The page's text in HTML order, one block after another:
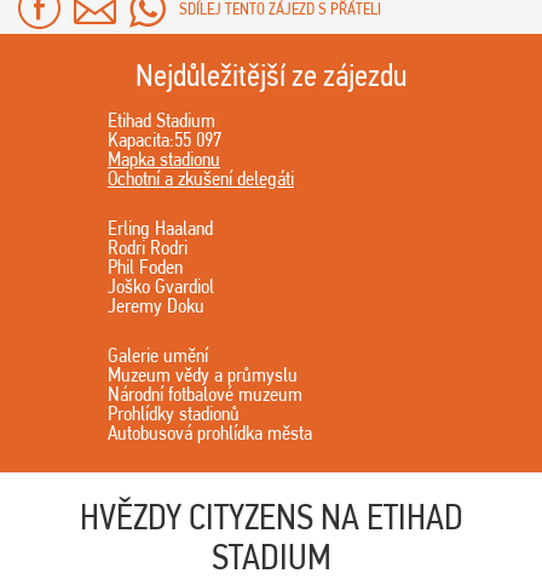
SDÍLEJ TENTO ZÁJEZD S PŘÁTELI
Nejdůležitější ze zájezdu
Etihad Stadium
Kapacita:55 097
Mapka stadionu
Ochotní a zkušení delegáti
Erling Haaland
Rodri Rodri
Phil Foden
Joško Gvardiol
Jeremy Doku
Galerie umění
Muzeum vědy a průmyslu
Národní fotbalové muzeum
Prohlídky stadionů
Autobusová prohlídka města
HVĚZDY CITYZENS NA ETIHAD
STADIUM